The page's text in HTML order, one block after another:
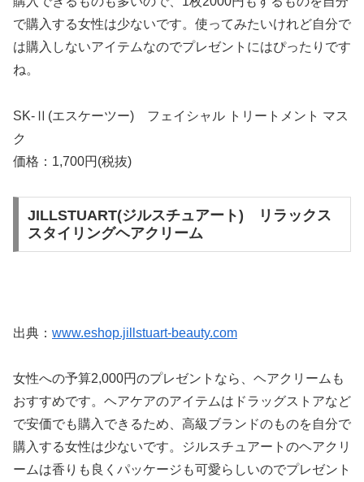
で購入する女性は少ないです。使ってみたいけれど自分で
は購入しないアイテムなのでプレゼントにはぴったりです
ね。
SK-Ⅱ(エスケーツー) フェイシャル トリートメント マス
ク
価格：1,700円(税抜)
JILLSTUART(ジルスチュアート) リラックス
スタイリングヘアクリーム
出典： www.eshop.jillstuart-beauty.com
女性への予算2,000円のプレゼントなら、ヘアクリームも
おすすめです。ヘアケアのアイテムはドラッグストアなど
で安価でも購入できるため、高級ブランドのものを自分で
購入する女性は少ないです。ジルスチュアートのヘアクリ
ームは香りも良くパッケージも可愛らしいのでプレゼント